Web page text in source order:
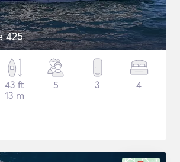
425
43 ft
13 m
5 3 4